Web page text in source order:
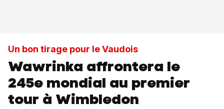
Un bon tirage pour le Vaudois
Wawrinka affrontera le
245e mondial au premier
tour à Wimbledon